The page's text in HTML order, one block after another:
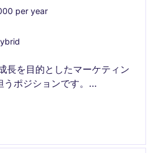
per year
長を目的としたマーケティン
ポジションです。
らユーザー獲得・CRM・KPI
をリードしていただきます。